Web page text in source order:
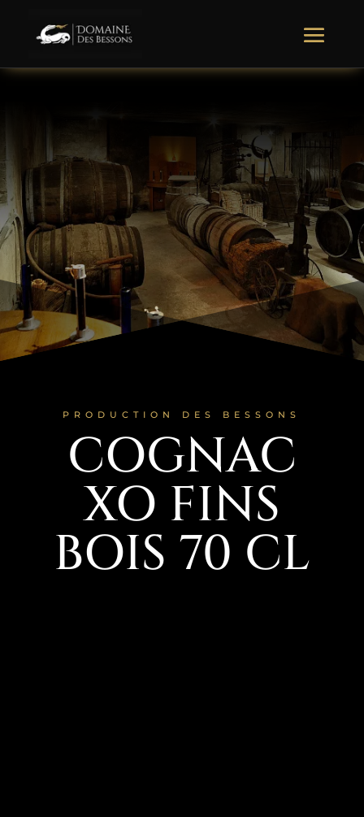
PRODUCTION DES BESSONS
COGNAC
XO FINS
BOIS 70 CL